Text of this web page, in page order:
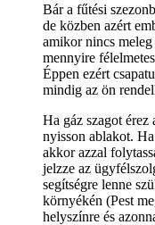
Bár a fűtési
de közben azért
amikor nincs
mennyire
Éppen ezért
mindig az ön
Ha gáz szagot érez
nyisson ablakot.
akkor azzal
jelzze az
segítségre lenne
környékén (Pest
helyszínre és